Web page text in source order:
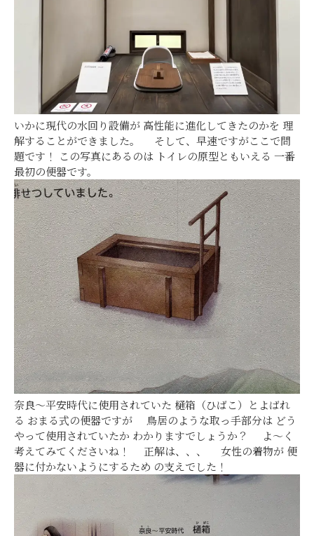
いかに現代の水回り設備が 高性能に進化してきたのかを 理
解することができました。 そして、早速ですがここで問
題です！ この写真にあるのは トイレの原型ともいえる 一番
最初の便器です。
奈良～平安時代に使用されていた 樋箱（ひばこ）とよばれ
る おまる式の便器ですが 鳥居のような取っ手部分は どう
やって使用されていたか わかりますでしょうか？ よ～く
考えてみてくださいね！ 正解は、、、 女性の着物が 便
器に付かないようにするため の支えでした！